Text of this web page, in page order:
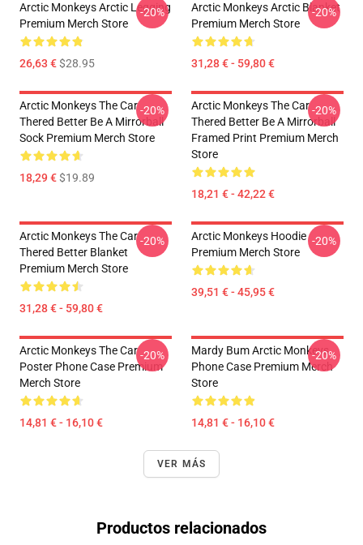
Arctic Monkeys Arctic Legging
Premium Merch Store
26,63 €$28.95
-20%
Arctic Monkeys Arctic Blanket
Premium Merch Store
31,28 € - 59,80 €
-20%
Arctic Monkeys The Car
Thered Better Be A Mirrorball
Sock Premium Merch Store
18,29 €$19.89
-20%
Arctic Monkeys The Car
Thered Better Be A Mirrorball
Framed Print Premium Merch
Store
18,21 € - 42,22 €
-20%
Arctic Monkeys The Car
Thered Better Blanket
Premium Merch Store
31,28 € - 59,80 €
-20%
Arctic Monkeys Hoodie
Premium Merch Store
39,51 € - 45,95 €
-20%
Arctic Monkeys The Car
Poster Phone Case Premium
Merch Store
14,81 € - 16,10 €
-20%
Mardy Bum Arctic Monkeys
Phone Case Premium Merch
Store
14,81 € - 16,10 €
-20%
VER MÁS
Productos relacionados